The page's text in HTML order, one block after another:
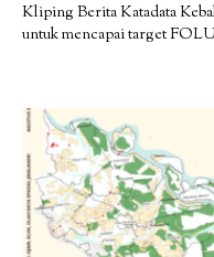
Kliping Berita Katadata
untuk mencapai target